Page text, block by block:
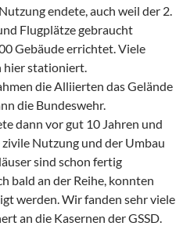
endete, auch weil der 2.
Flugplätze gebraucht
Gebäude errichtet. Viele
hier stationiert.
die Alliierten das Gelände
die Bundeswehr.
dann vor gut 10 Jahren und
Nutzung und der Umbau
sind schon fertig
bald an der Reihe, konnten
werden. Wir fanden sehr viele
an die Kasernen der GSSD.